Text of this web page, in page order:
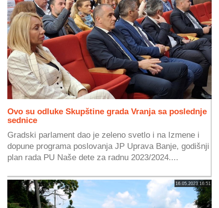
Ovo su odluke Skupštine grada Vranja sa poslednje
sednice
Gradski parlament dao je zeleno svetlo i na Izmene i
dopune programa poslovanja JP Uprava Banje, godišnji
plan rada PU Naše dete za radnu 2023/2024....
16.05.2023 16:51